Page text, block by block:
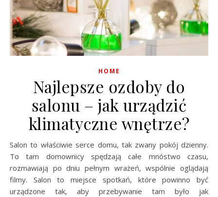
HOME
Najlepsze ozdoby do
salonu – jak urządzić
klimatyczne wnętrze?
Salon to właściwie serce domu, tak zwany pokój dzienny.
To tam domownicy spędzają całe mnóstwo czasu,
rozmawiają po dniu pełnym wrażeń, wspólnie oglądają
filmy. Salon to miejsce spotkań, które powinno być
urządzone tak, aby przebywanie tam było jak